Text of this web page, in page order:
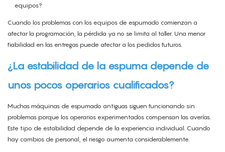
equipos?
Cuando los problemas con los equipos de espumado comienzan a
afectar la programación, la pérdida ya no se limita al taller. Una menor
fiabilidad en las entregas puede afectar a los pedidos futuros.
¿La estabilidad de la espuma depende de
unos pocos operarios cualificados?
Muchas máquinas de espumado antiguas siguen funcionando sin
problemas porque los operarios experimentados compensan las averías.
Este tipo de estabilidad depende de la experiencia individual. Cuando
hay cambios de personal, el riesgo aumenta considerablemente.